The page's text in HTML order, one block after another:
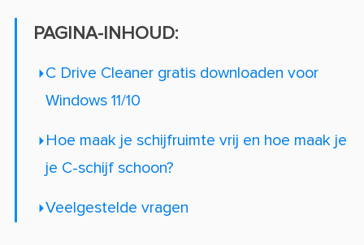
PAGINA-INHOUD:
C Drive Cleaner gratis downloaden voor
Windows 11/10
Hoe maak je schijfruimte vrij en hoe maak je
je C-schijf schoon?
Veelgestelde vragen